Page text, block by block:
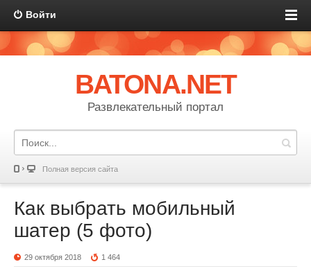
Войти
BATONA.NET
Развлекательный портал
Полная версия сайта
Как выбрать мобильный
шатер (5 фото)
29 октября 2018 1 464